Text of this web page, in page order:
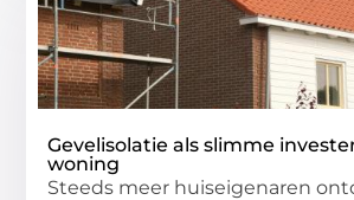
Gevelisolatie als slimme
woning
Steeds meer huiseigenaren